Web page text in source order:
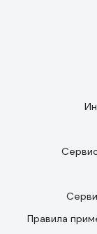
Правила